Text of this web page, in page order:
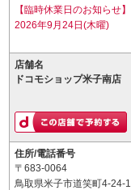
【臨時休業日のお知らせ】
2026年9月24日(木曜)
店舗名
ドコモショップ米子南店
住所/電話番号
〒683-0064
鳥取県米子市道笑町4-24-1